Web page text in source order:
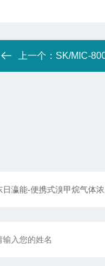
上一个： SK/MIC-800-